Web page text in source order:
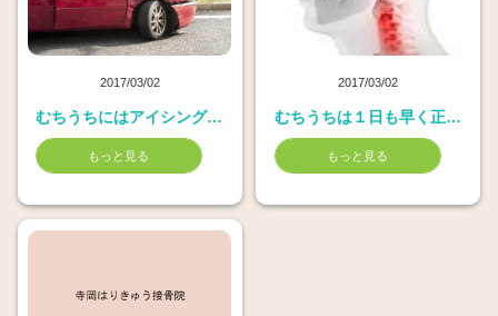
2017/03/02
むちうちにはアイシングが有効
もっと見る
2017/03/02
むちうちは１日も早く正しい治療をすべき理由
もっと見る